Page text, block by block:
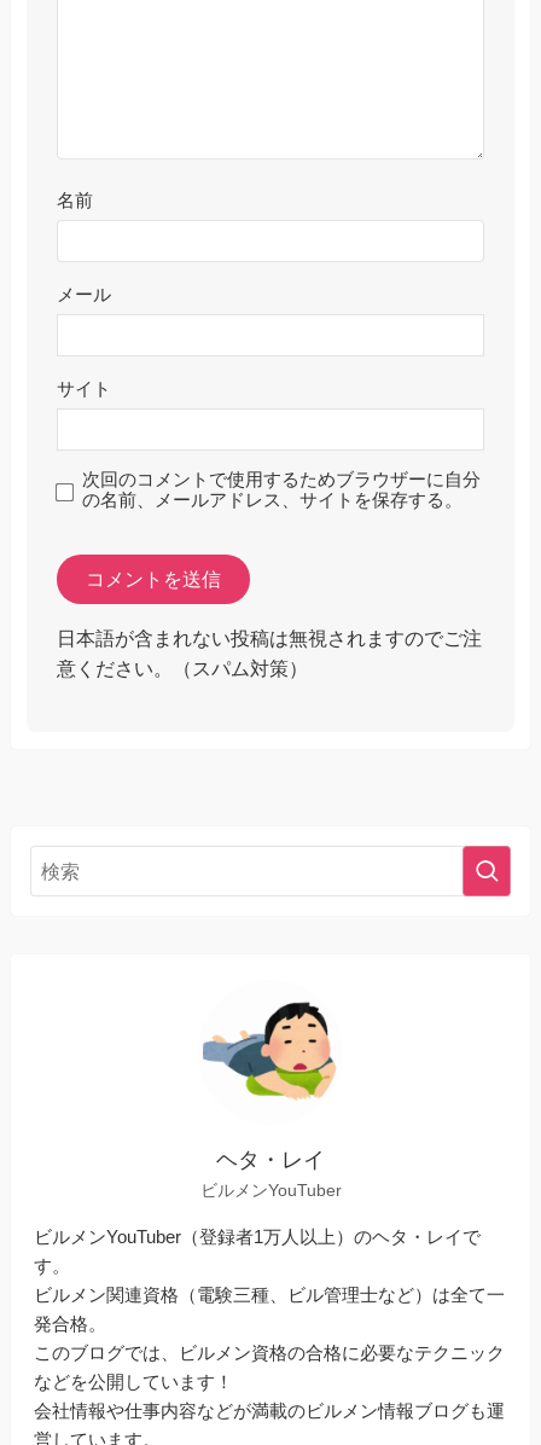
名前
メール
サイト
次回のコメントで使用するためブラウザーに自分
の名前、メールアドレス、サイトを保存する。
日本語が含まれない投稿は無視されますのでご注
意ください。（スパム対策）
ヘタ・レイ
ビルメンYouTuber
ビルメンYouTuber（登録者1万人以上）のヘタ・レイで
す。
ビルメン関連資格（電験三種、ビル管理士など）は全て一
発合格。
このブログでは、ビルメン資格の合格に必要なテクニック
などを公開しています！
会社情報や仕事内容などが満載のビルメン情報ブログも運
営しています。